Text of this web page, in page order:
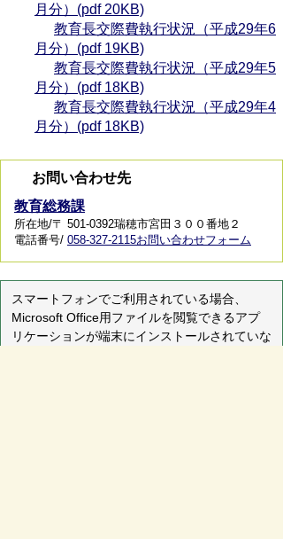
月分）(pdf 20KB)
教育長交際費執行状況（平成29年6
月分）(pdf 19KB)
教育長交際費執行状況（平成29年5
月分）(pdf 18KB)
教育長交際費執行状況（平成29年4
月分）(pdf 18KB)
お問い合わせ先
教育総務課
所在地/〒 501-0392瑞穂市宮田３００番地２
電話番号/ 058-327-2115お問い合わせフォーム
スマートフォンでご利用されている場合、
Microsoft Office用ファイルを閲覧できるアプ
リケーションが端末にインストールされていな